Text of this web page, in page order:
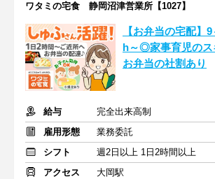
ワタミの宅食 静岡沼津営業所【1027】
【お弁当の宅配】
h～◎家事育児のス
お弁当の社割あり
給与
完全出来高制
雇用形態
業務委託
シフト
週2日以上 1日2時間以上
アクセス
大岡駅